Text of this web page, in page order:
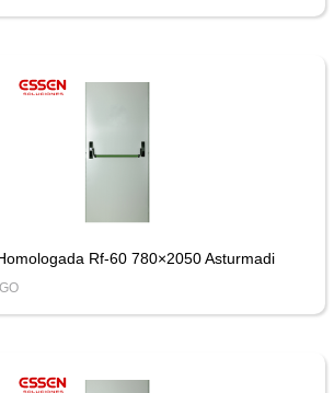
Rf-60 780×2050 Asturmadi